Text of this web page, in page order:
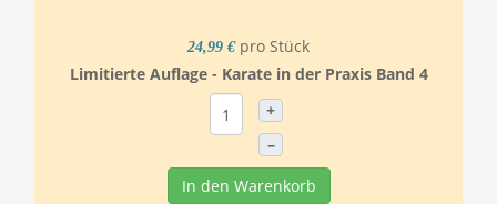
24,99 € pro Stück
Limitierte Auflage - Karate in der Praxis Band 4
+
–
In den Warenkorb